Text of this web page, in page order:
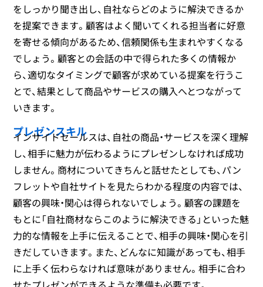
をしっかり聞き出し、自社ならどのように解決できるか
を提案できます。顧客はよく聞いてくれる担当者に好意
を寄せる傾向があるため、信頼関係も生まれやすくなる
でしょう。顧客との会話の中で得られた多くの情報か
ら、適切なタイミングで顧客が求めている提案を行うこ
とで、結果として商品やサービスの購入へとつながって
いきます。
プレゼンスキル
インサイドセールスは、自社の商品・サービスを深く理解
し、相手に魅力が伝わるようにプレゼンしなければ成功
しません。商材についてきちんと話せたとしても、パン
フレットや自社サイトを見たらわかる程度の内容では、
顧客の興味・関心は得られないでしょう。顧客の課題を
もとに「自社商材ならこのように解決できる」といった魅
力的な情報を上手に伝えることで、相手の興味・関心を引
きだしていきます。また、どんなに知識があっても、相手
に上手く伝わらなければ意味がありません。相手に合わ